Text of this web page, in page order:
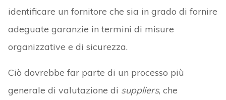
identificare un fornitore che sia in grado di fornire
adeguate garanzie in termini di misure
organizzative e di sicurezza.
Ciò dovrebbe far parte di un processo più
generale di valutazione di suppliers, che